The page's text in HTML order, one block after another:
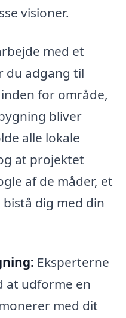
visioner.
med et
du adgang til
for område,
bliver
alle lokale
at projektet
af de måder, et
dig med din
Eksperterne
at udforme en
med dit